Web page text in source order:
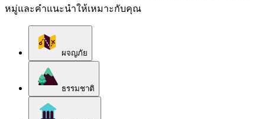
หมู่และคำแนะนำให้เหมาะกับคุณ
ผจญภัย
ธรรมชาติ